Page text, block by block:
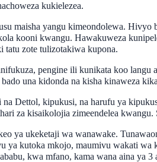
kukielezea.
maisha yangu kimeondolewa. Hivyo
kooni kwangu. Hawakuweza
zote tulizotakiwa kupona.
pengine ili kunikata koo langu
una kidonda na kisha kinaweza
Dettol, kipukusi, na harufu ya
za kisaikolojia zimeendelea
ya ukeketaji wa wanawake.
ya kutoka mkojo, maumivu wakati
kwa mfano, kama wana aina ya